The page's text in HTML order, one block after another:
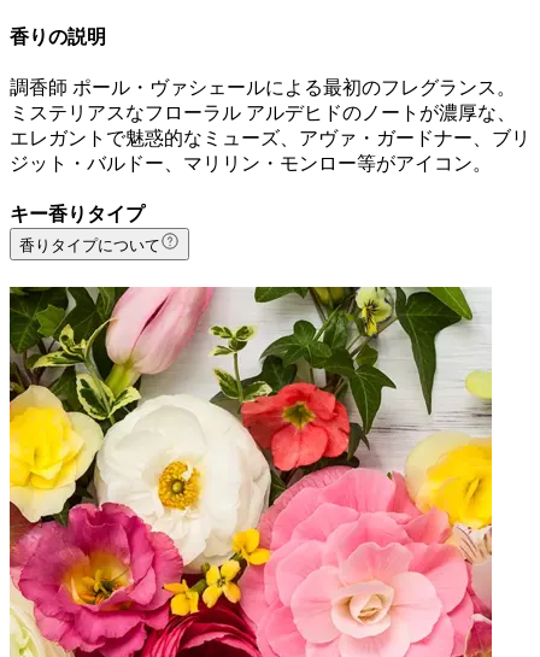
香りの説明
調香師 ポール・ヴァシェールによる最初のフレグランス。
ミステリアスなフローラル アルデヒドのノートが濃厚な、
エレガントで魅惑的なミューズ、アヴァ・ガードナー、ブリ
ジット・バルドー、マリリン・モンロー等がアイコン。
キー香りタイプ
香りタイプについて